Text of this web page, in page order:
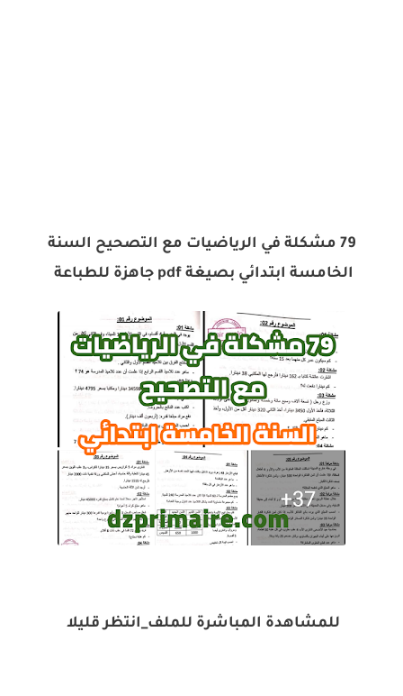
79 مشكلة في الرياضيات مع التصحيح السنة
الخامسة ابتدائي بصيغة pdf جاهزة للطباعة
للمشاهدة المباشرة للملف_انتظر قليلا